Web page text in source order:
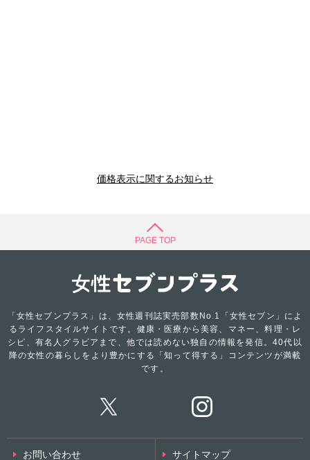
価格表示に関するお知らせ
PAGE TOP
「女性セブンプラス」は、女性週刊誌実売部数No.1「女性セブン」によ
るライフスタイルサイトです。健康・医療から美容、マネー、料理・レ
シピ、有名人グラビアまで、他では読めない独自の情報を発信。40代以
降の女性の暮らしをより豊かにする「知って得する」コンテンツが満載
です。
お問い合わせ サイトマップ